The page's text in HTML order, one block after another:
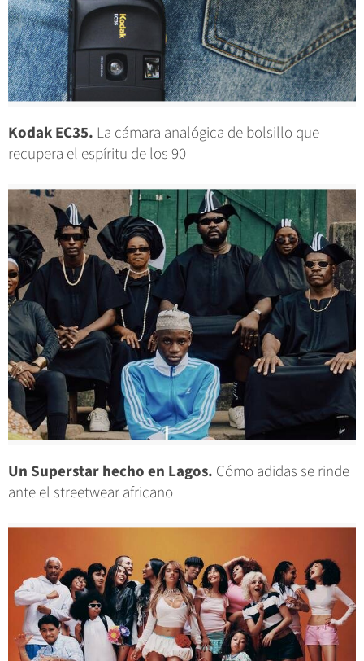
Kodak EC35. La cámara analógica de bolsillo que
recupera el espíritu de los 90
Un Superstar hecho en Lagos. Cómo adidas se rinde
ante el streetwear africano